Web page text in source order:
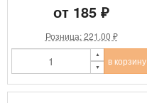
от 185 ₽
Розница: 221.00 ₽
в корзину